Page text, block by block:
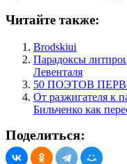
Читайте также:
Brodskiui
Парадоксы
Левенталя
50 ПОЭТОВ
От разжигателя к
Бильченко как
Поделиться: